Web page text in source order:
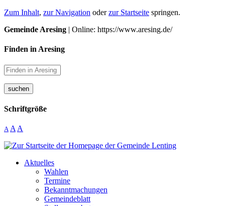
Zum Inhalt, zur Navigation oderzur Startseite springen.
Gemeinde Aresing | Online: https://www.aresing.de/
Finden in Aresing
suchen
Schriftgröße
A A A
Aktuelles
Wahlen
Termine
Bekanntmachungen
Gemeindeblatt